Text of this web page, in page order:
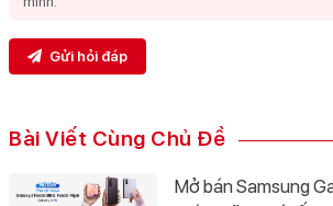
Gửi hỏi đáp
Bài Viết Cùng Chủ Đề
Mở bán Samsung